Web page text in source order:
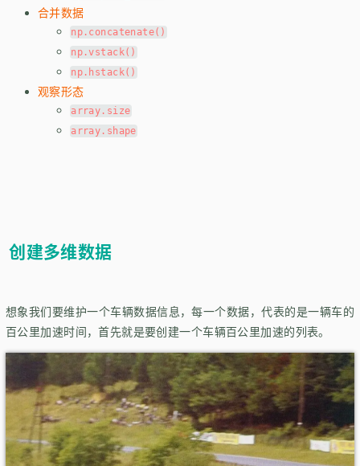
合并数据
np.concatenate()
np.vstack()
np.hstack()
观察形态
array.size
array.shape
创建多维数据
想象我们要维护一个车辆数据信息，每一个数据，代表的是一辆车的
百公里加速时间，首先就是要创建一个车辆百公里加速的列表。